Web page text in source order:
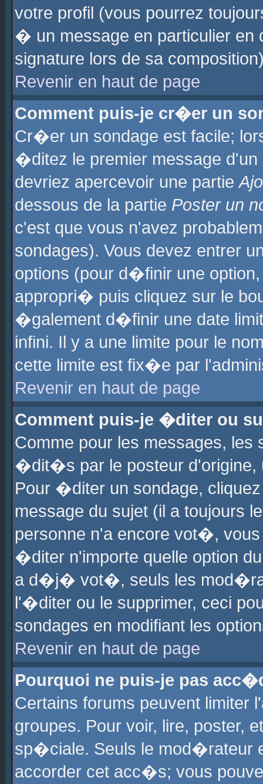
votre profil (vous pourrez
� un message en particulier
signature lors de sa
Revenir en haut de page
Comment puis-je cr�er un
Cr�er un sondage est facile;
�ditez le premier message
devriez apercevoir une partie
dessous de la partie Poster un
c'est que vous n'avez
sondages). Vous devez entrer
options (pour d�finir une
appropri� puis cliquez sur le
�galement d�finir une date
infini. Il y a une limite pour le
cette limite est fix�e par
Revenir en haut de page
Comment puis-je �diter ou
Comme pour les messages,
�dit�s par le posteur d'origine,
Pour �diter un sondage,
message du sujet (il a toujours
personne n'a encore vot�,
�diter n'importe quelle option
a d�j� vot�, seuls les
l'�diter ou le supprimer, ceci
sondages en modifiant les
Revenir en haut de page
Pourquoi ne puis-je pas
Certains forums peuvent
groupes. Pour voir, lire, poster,
sp�ciale. Seuls le mod�rateur
accorder cet acc�s; vous